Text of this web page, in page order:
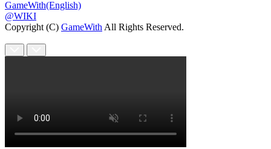
GameWith(English)
@WIKI
Copyright (C) GameWith All Rights Reserved.